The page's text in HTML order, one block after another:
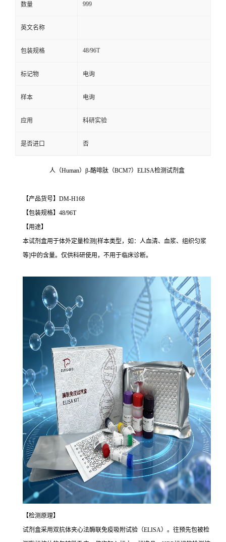
数量 999
英文名称
包装规格 48/96T
标记物 电询
样本 电询
应用 科研实验
是否进口 否
人（Human）β-酪啡肽（BCM7）ELISA检测试剂盒
【产品货号】DM-H168
【包装规格】48/96T
【用途】
本试剂盒用于体外定量检测[样本类型，如：人血清、血浆、组织匀浆
等]中的含量。仅供科研使用，不用于临床诊断。
【检测原理】
试剂盒采用双抗体夹心法酶联免疫吸附试验（ELISA）。往预先包被检